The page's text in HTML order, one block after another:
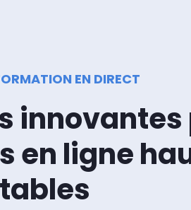
EN DIRECT
innovantes
en ligne